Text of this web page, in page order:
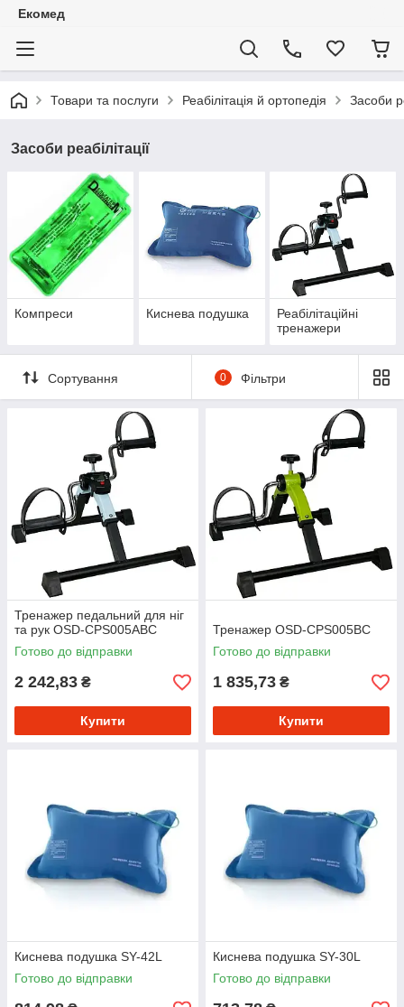
Екомед
Товари та послуги Реабілітація й ортопедія Засоби
Засоби реабілітації
Компреси Киснева подушка
Реабілітаційні
тренажери
Сортування 0 Фільтри
Тренажер педальний для ніг
та рук OSD-CPS005ABС
Готово до відправки
2 242,83 ₴
Купити
Тренажер OSD-CPS005BC
Готово до відправки
1 835,73 ₴
Купити
Киснева подушка SY-42L
Готово до відправки
Киснева подушка SY-30L
Готово до відправки